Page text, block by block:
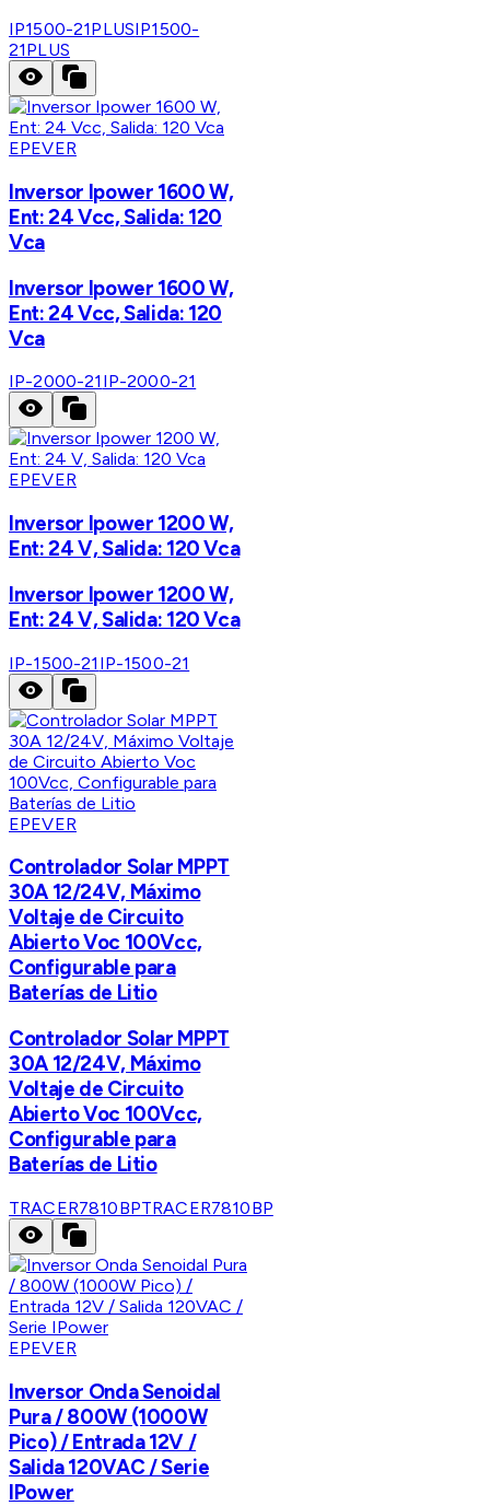
IP1500-21PLUSIP1500-
21PLUS
EPEVER
Inversor Ipower 1600 W,
Ent: 24 Vcc, Salida: 120
Vca
Inversor Ipower 1600 W,
Ent: 24 Vcc, Salida: 120
Vca
IP-2000-21 IP-2000-21
EPEVER
Inversor Ipower 1200 W,
Ent: 24 V, Salida: 120 Vca
Inversor Ipower 1200 W,
Ent: 24 V, Salida: 120 Vca
IP-1500-21 IP-1500-21
EPEVER
Controlador Solar MPPT
30A 12/24V, Máximo
Voltaje de Circuito
Abierto Voc 100Vcc,
Configurable para
Baterías de Litio
Controlador Solar MPPT
30A 12/24V, Máximo
Voltaje de Circuito
Abierto Voc 100Vcc,
Configurable para
Baterías de Litio
TRACER7810BPTRACER7810BP
EPEVER
Inversor Onda Senoidal
Pura / 800W (1000W
Pico) / Entrada 12V /
Salida 120VAC / Serie
IPower